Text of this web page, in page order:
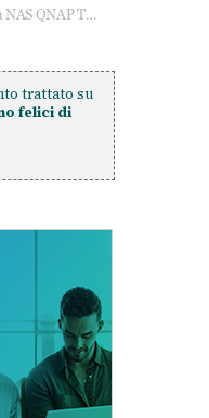
Scopri la nuova gamma NAS QNAP TS-h1465U-RP, TS-h1065eU e TS-h665U: storage aziendale con ZFS, DDR5, E1.S NVMe e connettività 2.5GbE per backup, virtualizzazione e cybersecurity.
trattato su
felici di